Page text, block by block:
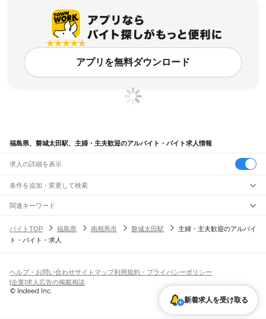
アプリを無料ダウンロード
福島県、磐城太田駅、主婦・主夫歓迎のアルバイト・バイト求人情報
求人の詳細を表示
条件を追加・変更して検索
市区町村を追加・変更
福島県すべて
福島市 会津若松市
駅を追加・変更
東福島駅伊達駅桑折駅藤田駅貝田駅
山形線
職種を追加・変更
飲食・フードサービスすべて
ホールスタッフキッチンスタッフ
パン屋（ベーカリー）
バー（BAR）・バーテンダー
飲食店（店長・マネージャー）
人気
日払いOK高校生歓迎 髪型・髪色自由
留学生・外国人活躍中
雇用形態を追加・変更
関連キーワード
バイトTOP
福島県 南相馬市 磐城太田駅
主婦・主夫歓迎のアルバイ
ト・バイト・求人
新着求人を受け取る
ヘルプ・お問い合わせサイトマップ利用規約・プライバシーポリシー
[企業]求人広告の掲載相談